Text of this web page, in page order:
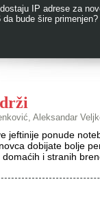
IP adrese za
bude šire primenjen?
Aleksandar
jeftinije ponude
dobijate bolje
i stranih